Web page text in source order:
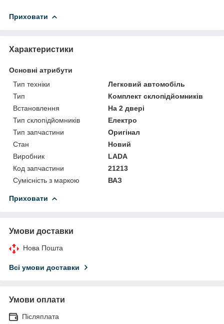
Приховати
Характеристики
Основні атрибути
Тип техніки
Легковий автомобіль
Тип
Комплект склопідйомників
Встановлення
На 2 двері
Тип склопідйомників
Електро
Тип запчастини
Оригінал
Стан
Новий
Виробник
LADA
Код запчастини
21213
Сумісність з маркою
ВАЗ
Приховати
Умови доставки
Нова Пошта
Всі умови доставки
Умови оплати
Післяплата